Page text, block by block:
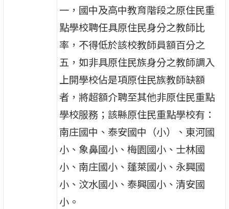
一，國中及高中教育階段之原住民重
點學校聘任具原住民身分之教師比
率，不得低於該校教師員額百分之
五，如非具原住民族身分之教師調入
上開學校佔是項原住民族教師缺額
者，將超額介聘至其他非原住民重點
學校服務；該縣原住民重點學校有：
南庄國中、泰安國中（小）、東河國
小、象鼻國小、梅園國小、士林國
小、南庄國小、蓬萊國小、永興國
小、汶水國小、泰興國小、清安國
小。